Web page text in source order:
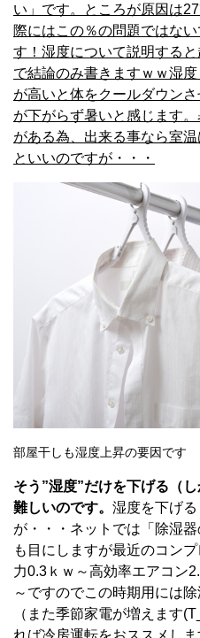
い」です。ところが原因は
際にはこの％の問題ではな
す！湿度について説明する
で結論のみ書きますｗｗ湿
が高いと体をクールダウン
が下がらず暑いと感じます
がある為、出来る事なら室
といいのですが・・・
部屋干しも湿度上昇の要因です
そう”湿度”だけを下げる（
難しいのです。 湿度を下げ
が・・・ネットでは「除湿
も目にしますが最近のコン
力0.3ｋｗ～高効率エアコン
～ですのでこの時期用には
（また季節家電が増えます
れば冷房運転をおススメし